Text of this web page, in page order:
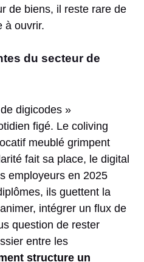
de biens, il reste rare de
à ouvrir.
du secteur de
digicodes »
figé. Le coliving
meublé grimpent
fait sa place, le digital
employeurs en 2025
ils guettent la
intégrer un flux de
question de rester
entre les
structure un